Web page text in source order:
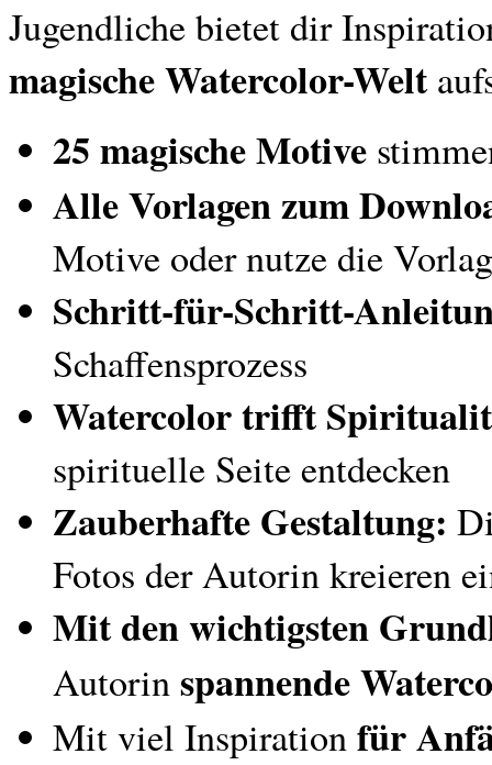
Jugendliche bietet dir
magische Watercolor-Welt
25 magische Motive
Alle Vorlagen zum
Motive oder nutze die
Schritt-für-Schritt-
Schaffensprozess
Watercolor trifft
spirituelle Seite entdecken
Zauberhafte Gestaltung:
Fotos der Autorin kreieren
Mit den wichtigsten
Autorinspannende
Mit viel Inspirationfür